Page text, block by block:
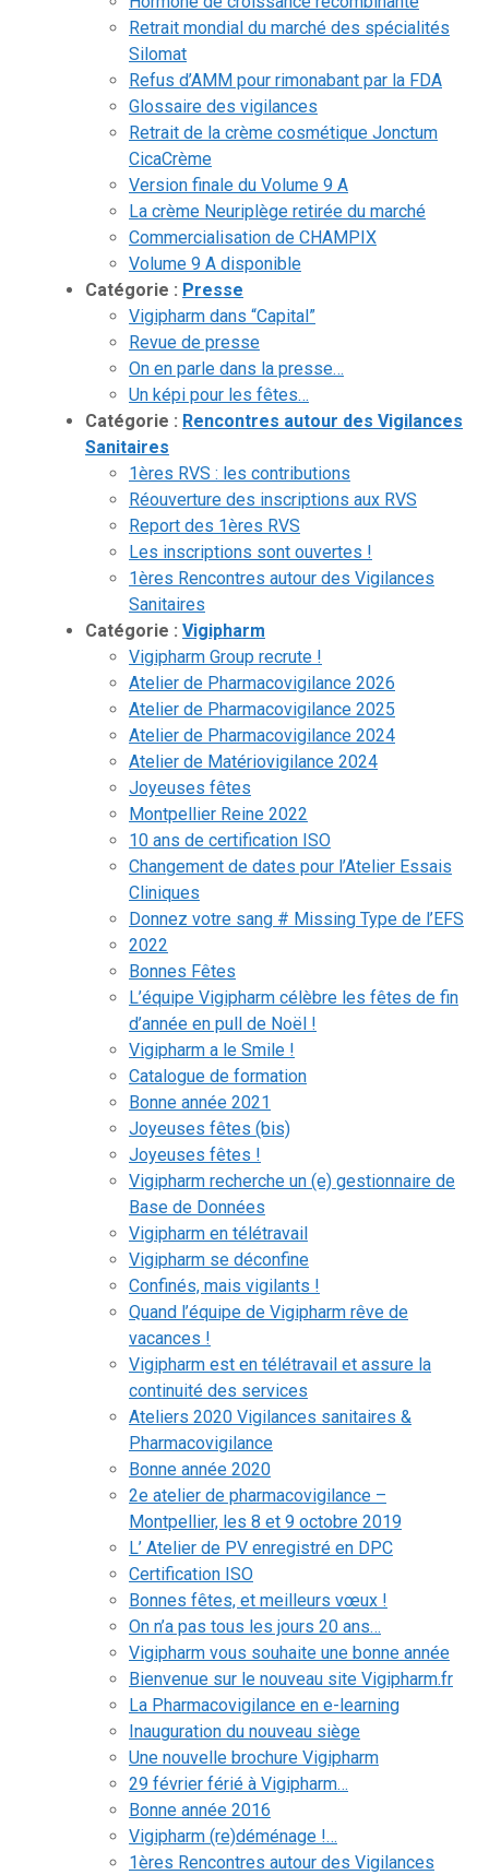
Retrait mondial du marché des spécialités
Silomat
Refus d’AMM pour rimonabant par la FDA
Glossaire des vigilances
Retrait de la crème cosmétique Jonctum
CicaCrème
Version finale du Volume 9 A
La crème Neuriplège retirée du marché
Commercialisation de CHAMPIX
Volume 9 A disponible
Catégorie : Presse
Vigipharm dans “Capital”
Revue de presse
On en parle dans la presse…
Un képi pour les fêtes…
Catégorie : Rencontres autour des Vigilances
Sanitaires
1ères RVS : les contributions
Réouverture des inscriptions aux RVS
Report des 1ères RVS
Les inscriptions sont ouvertes !
1ères Rencontres autour des Vigilances
Sanitaires
Catégorie : Vigipharm
Vigipharm Group recrute !
Atelier de Pharmacovigilance 2026
Atelier de Pharmacovigilance 2025
Atelier de Pharmacovigilance 2024
Atelier de Matériovigilance 2024
Joyeuses fêtes
Montpellier Reine 2022
10 ans de certification ISO
Changement de dates pour l’Atelier Essais
Cliniques
Donnez votre sang # Missing Type de l’EFS
2022
Bonnes Fêtes
L’équipe Vigipharm célèbre les fêtes de fin
d’année en pull de Noël !
Vigipharm a le Smile !
Catalogue de formation
Bonne année 2021
Joyeuses fêtes (bis)
Joyeuses fêtes !
Vigipharm recherche un (e) gestionnaire de
Base de Données
Vigipharm en télétravail
Vigipharm se déconfine
Confinés, mais vigilants !
Quand l’équipe de Vigipharm rêve de
vacances !
Vigipharm est en télétravail et assure la
continuité des services
Ateliers 2020 Vigilances sanitaires &
Pharmacovigilance
Bonne année 2020
2e atelier de pharmacovigilance –
Montpellier, les 8 et 9 octobre 2019
L’ Atelier de PV enregistré en DPC
Certification ISO
Bonnes fêtes, et meilleurs vœux !
On n’a pas tous les jours 20 ans…
Vigipharm vous souhaite une bonne année
Bienvenue sur le nouveau site Vigipharm.fr
La Pharmacovigilance en e-learning
Inauguration du nouveau siège
Une nouvelle brochure Vigipharm
29 février férié à Vigipharm…
Bonne année 2016
Vigipharm (re)déménage !…
1ères Rencontres autour des Vigilances